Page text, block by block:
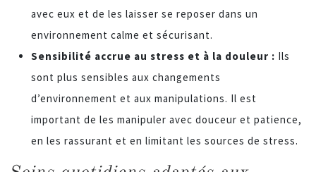
avec eux et de les laisser se reposer dans un
environnement calme et sécurisant.
Sensibilité accrue au stress et à la douleur : Ils
sont plus sensibles aux changements
d’environnement et aux manipulations. Il est
important de les manipuler avec douceur et patience,
en les rassurant et en limitant les sources de stress.